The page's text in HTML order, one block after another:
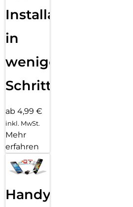
Installation
in
wenigen
Schritten
ab 4,99 €
inkl. MwSt.
Mehr
erfahren
Handy